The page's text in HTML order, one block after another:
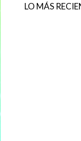
LO MÁS